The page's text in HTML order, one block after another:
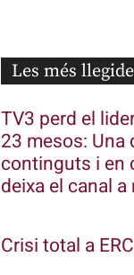
Les més
TV3 perd el
23 mesos: Una
continguts i en
deixa el canal a
Crisi total a